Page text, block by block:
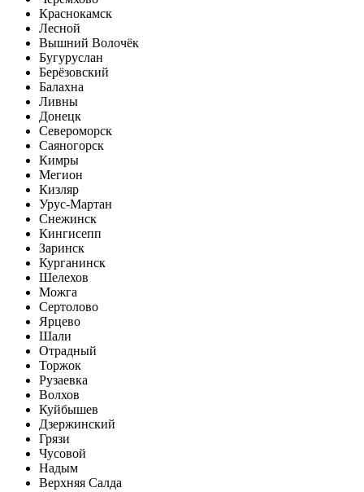
Краснокамск
Лесной
Вышний Волочёк
Бугуруслан
Берёзовский
Балахна
Ливны
Донецк
Североморск
Саяногорск
Кимры
Мегион
Кизляр
Урус-Мартан
Снежинск
Кингисепп
Заринск
Курганинск
Шелехов
Можга
Сертолово
Ярцево
Шали
Отрадный
Торжок
Рузаевка
Волхов
Куйбышев
Дзержинский
Грязи
Чусовой
Надым
Верхняя Салда